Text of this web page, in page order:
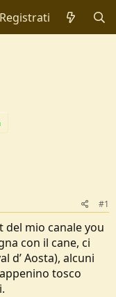
Registrati
#1
del mio canale you
con il cane, ci
d’ Aosta), alcuni
tosco